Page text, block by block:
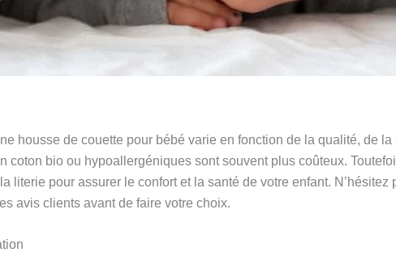
housse de couette pour bébé varie en fonction de la qualité, de
coton bio ou hypoallergéniques sont souvent plus coûteux.
literie pour assurer le confort et la santé de votre enfant. N’hésitez
avis clients avant de faire votre choix.